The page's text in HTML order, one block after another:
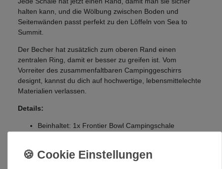
halten kann, und die Wölbung zwischen Boden und
Seitenwänden passt perfekt zu den Löffeln von Sea to
Summit.
Der Becher hat zusätzlich zum oberen Rand einen
zentralen Ring, damit er besser zu greifen ist. Vom
Vorreiter des zusammenfaltbaren Campinggeschirrs
designt, kannst du dich auf hochwertige, lebensmittelechte
Materialien verlassen.
Details:
Beinhaltet: 1x Frontier Bowl Campingschale
zusammenfaltbar und ultraleicht.